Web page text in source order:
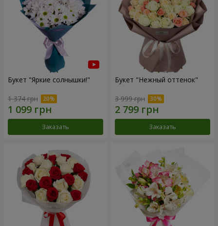
Букет "Яркие солнышки!"
1 374 грн
Заказать
Букет "Нежный оттенок"
3 999 грн
Заказать